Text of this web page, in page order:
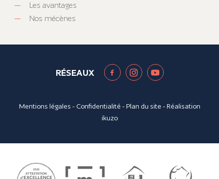
Les avantages
Nos mécènes
RÉSEAUX
Mentions légales - Confidentialité -Plan du site - Réalisation
ikuzo